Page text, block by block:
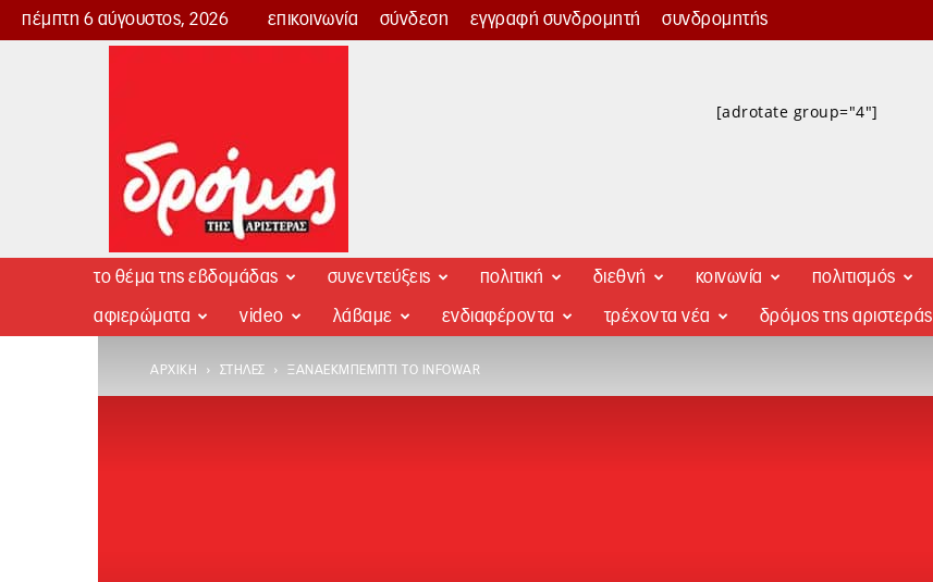
πέμπτη 6 αύγουστος, 2026 επικοινωνία σύνδεση εγγραφή συνδρομητή συνδρομητής
Δρόμος
[adrotate group="4"]
το θέμα της εβδομάδας συνεντεύξεις πολιτική διεθνή κοινωνία πολιτισμός
αφιερώματα video λάβαμε ενδιαφέροντα τρέχοντα νέα δρόμος της αριστεράς
ΑΡΧΙΚΉ ΣΤΉΛΕΣ ΞΑΝΑΕΚΜΠΈΜΠΤΙ ΤΟ INFOWAR